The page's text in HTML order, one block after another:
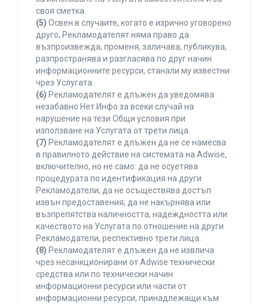
своя сметка.
(5) Освен в случаите, когато е изрично уговорено
друго, Рекламодателят няма право да
възпроизвежда, променя, заличава, публикува,
разпространява и разгласява по друг начин
информационните ресурси, станали му известни
чрез Услугата.
(6) Рекламодателят е длъжен да уведомява
незабавно Нет Инфо за всеки случай на
нарушение на тези Общи условия при
използване на Услугата от трети лица.
(7) Рекламодателят е длъжен да не се намесва
в правилното действие на системата на Adwise,
включително, но не само: да не осуетява
процедурата по идентификация на други
Рекламодатели; да не осъществява достъп
извън предоставения; да не накърнява или
възпрепятства наличността, надеждността или
качеството на Услугата по отношение на други
Рекламодатели, респективно трети лица.
(8) Рекламодателят е длъжен да не извлича
чрез несанкционирани от Adwise технически
средства или по технически начин
информационни ресурси или части от
информационни ресурси, принадлежащи към